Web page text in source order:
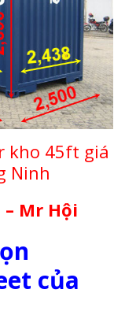
kho 45ft giá
Ninh
– Mr Hội
của